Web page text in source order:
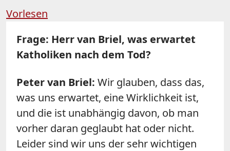
Vorlesen
Frage: Herr van Briel, was erwartet
Katholiken nach dem Tod?
Peter van Briel: Wir glauben, dass das,
was uns erwartet, eine Wirklichkeit ist,
und die ist unabhängig davon, ob man
vorher daran geglaubt hat oder nicht.
Leider sind wir uns der sehr wichtigen